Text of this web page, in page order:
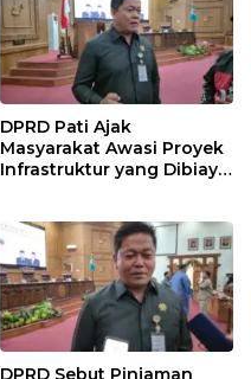
DPRD Pati Ajak
Masyarakat Awasi Proyek
Infrastruktur yang Dibiayai
DPRD Sebut Pinjaman